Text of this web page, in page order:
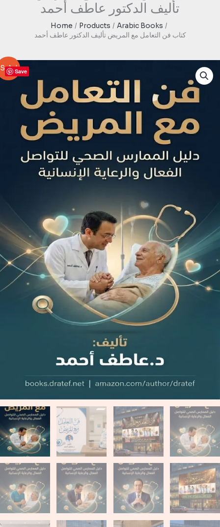
تأليف الدكتور عاطف أحمد
Home Products
Arabic Books
كتاب فن التعامل مع المريض تأليف الدكتور عاطف أحمد
Sale!Save